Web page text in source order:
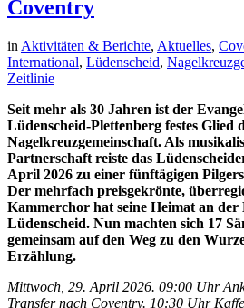
Coventry
in Aktivitäten & Berichte, Aktuelles,
International, Lüdenscheid,
Zeitlinie
Seit mehr als 30 Jahren ist der
Lüdenscheid-Plettenberg festes Glied
Nagelkreuzgemeinschaft. Als
Partnerschaft reiste das
April 2026 zu einer fünftägigen
Der mehrfach preisgekrönte,
Kammerchor hat seine Heimat an
Lüdenscheid. Nun machten sich 17
gemeinsam auf den Weg zu den
Erzählung.
Mittwoch, 29. April 2026. 09:00 Uhr
Transfer nach Coventry. 10:30 Uhr